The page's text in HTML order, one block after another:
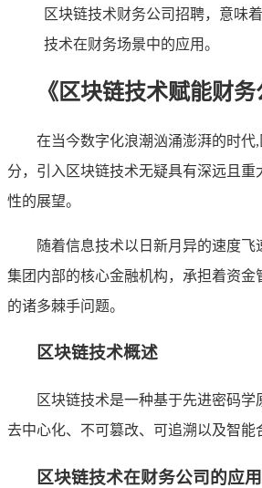
区块链技术财务公司招聘，意味
技术在财务场景中的应用。
《区块链技术赋能财
在当今数字化浪潮汹涌澎湃的时
分，引入区块链技术无疑具有深远且
性的展望。
随着信息技术以日新月异的速度
集团内部的核心金融机构，承担着资
的诸多棘手问题。
区块链技术概述
区块链技术是一种基于先进密码
去中心化、不可篡改、可追溯以及智
区块链技术在财务公司的应